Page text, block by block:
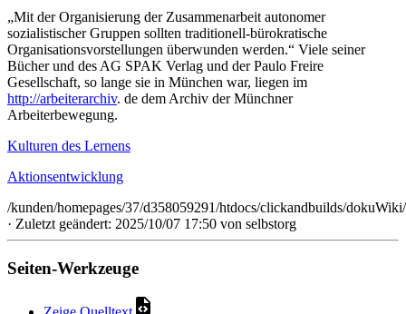
„Mit der Organisierung der Zusam­menarbeit autonomer
sozialistischer Gruppen sollten traditionell-bürokratische
Organisationsvorstellungen überwunden werden.“ Viele seiner
Bücher und des AG SPAK Verlag und der Paulo Freire
Gesellschaft, so lange sie in München war, liegen im
http://arbeiterarchiv. de dem Archiv der Münchner
Arbeiterbewegung.
Kulturen des Lernens
Aktionsentwicklung
/kunden/homepages/37/d358059291/htdocs/clickandbuilds/
· Zuletzt geändert: 2025/10/07 17:50 von selbstorg
Seiten-Werkzeuge